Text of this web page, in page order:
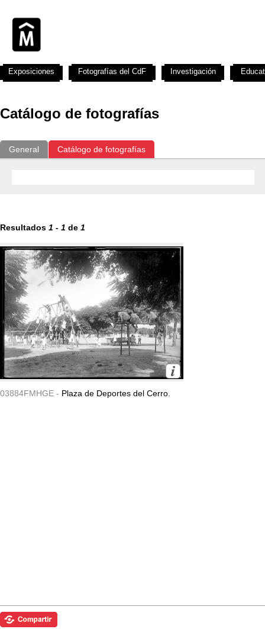
Catálogo de fotografías
General Catálogo de fotografías
Resultados 1 - 1 de 1
03884FMHGE - Plaza de Deportes del Cerro.
Exposiciones Fotografías del CdF Investigación